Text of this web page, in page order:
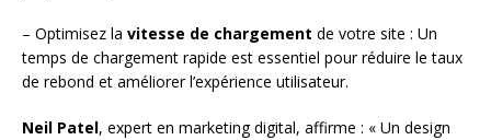
– Optimisez la vitesse de chargement de votre site : Un
temps de chargement rapide est essentiel pour réduire le taux
de rebond et améliorer l’expérience utilisateur.
Neil Patel, expert en marketing digital, affirme : « Un design